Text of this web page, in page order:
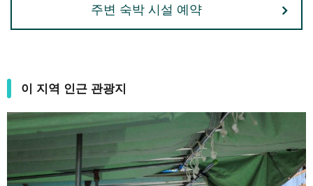
주변 숙박 시설 예약
이 지역 인근 관광지